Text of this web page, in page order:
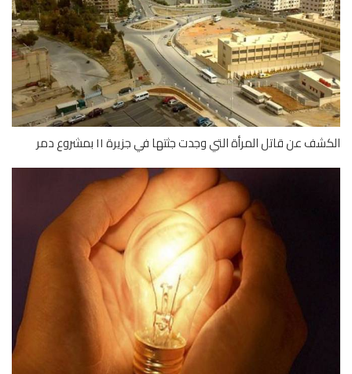
عن قاتل المرأة التي وجدت جثتها في جزيرة ١١ بمشروع دمر